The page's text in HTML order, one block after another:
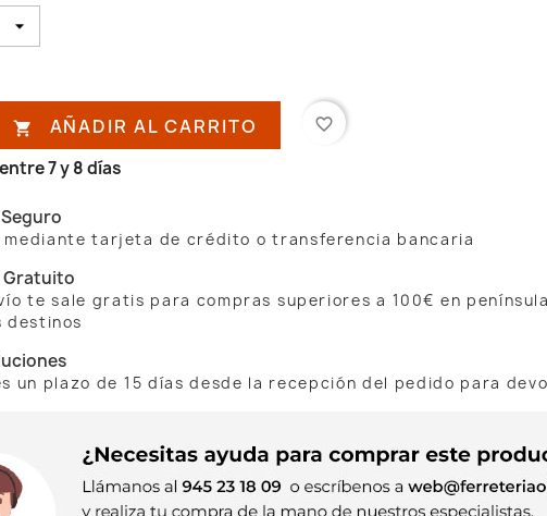
 AÑADIR AL CARRITO favorite_border
7 y 8 días
mediante tarjeta de crédito o transferencia bancaria
Gratuito
te sale gratis para compras superiores a 100€ en
destinos
un plazo de 15 días desde la recepción del pedido para